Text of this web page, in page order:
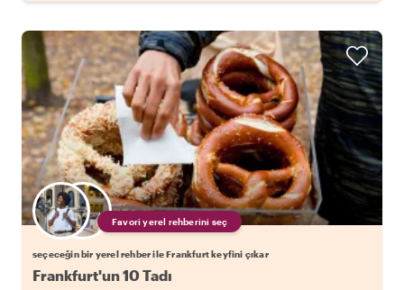
Favori yerel rehberini seç
seçeceğin bir yerel rehber ile Frankfurt keyfini çıkar
Frankfurt'un 10 Tadı